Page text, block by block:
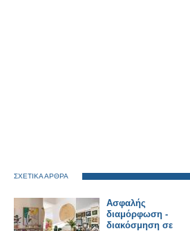
ΣΧΕΤΙΚΑ ΑΡΘΡΑ
Ασφαλής
διαμόρφωση -
διακόσμηση σε